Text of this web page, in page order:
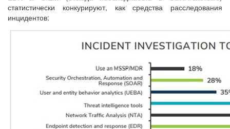
статистически конкурируют, как средства расследования
инцидентов: